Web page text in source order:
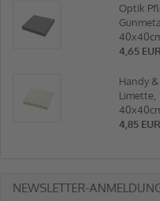
Optik
4,65 EUR
Handy
Limette,
4,85 EUR
NEWSLETTER-